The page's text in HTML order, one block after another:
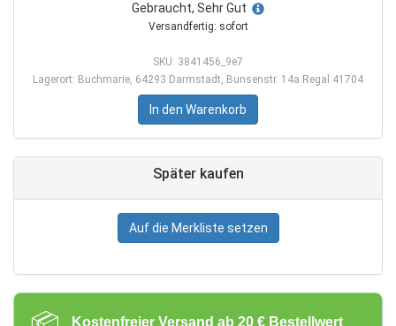
Gebraucht, Sehr Gut
Versandfertig: sofort
SKU: 3841456_9e7
Lagerort: Buchmarie, 64293 Darmstadt, Bunsenstr. 14a Regal 41704
In den Warenkorb
Später kaufen
Auf die Merkliste setzen
Kostenfreier Versand ab 20 € Bestellwert